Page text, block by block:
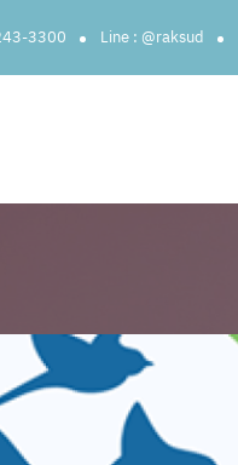
3300 Line : @raksud